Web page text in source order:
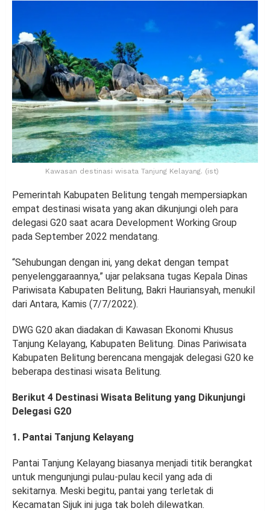
Kawasan destinasi wisata Tanjung Kelayang. (ist)
Pemerintah Kabupaten Belitung tengah mempersiapkan
empat destinasi wisata yang akan dikunjungi oleh para
delegasi G20 saat acara Development Working Group
pada September 2022 mendatang.
“Sehubungan dengan ini, yang dekat dengan tempat
penyelenggaraannya,” ujar pelaksana tugas Kepala Dinas
Pariwisata Kabupaten Belitung, Bakri Hauriansyah, menukil
dari Antara, Kamis (7/7/2022).
DWG G20 akan diadakan di Kawasan Ekonomi Khusus
Tanjung Kelayang, Kabupaten Belitung. Dinas Pariwisata
Kabupaten Belitung berencana mengajak delegasi G20 ke
beberapa destinasi wisata Belitung.
Berikut 4 Destinasi Wisata Belitung yang Dikunjungi
Delegasi G20
1. Pantai Tanjung Kelayang
Pantai Tanjung Kelayang biasanya menjadi titik berangkat
untuk mengunjungi pulau-pulau kecil yang ada di
sekitarnya. Meski begitu, pantai yang terletak di
Kecamatan Sijuk ini juga tak boleh dilewatkan.